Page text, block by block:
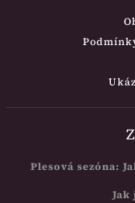
Plesová sezóna:
Jak